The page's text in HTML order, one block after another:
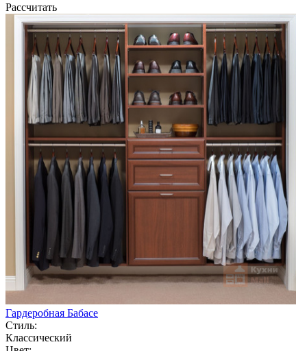
Рассчитать
Гардеробная Бабасе
Стиль:
Классический